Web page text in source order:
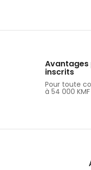
Avantages
inscrits
Pour toute
à 54 000